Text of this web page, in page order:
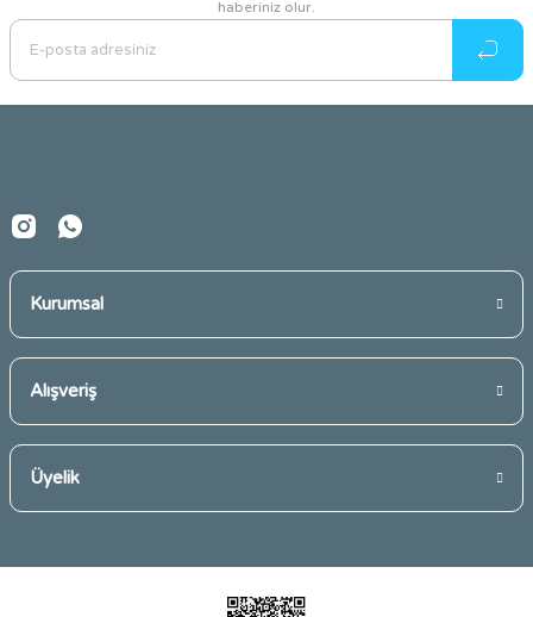
Ürün resmi kalitesiz, bozuk veya görüntülenemiyor.
Ürün açıklamasında eksik bilgiler bulunuyor.
Ürün bilgilerinde hatalar bulunuyor.
haberiniz olur.
Kurumsal
Alışveriş
Üyelik